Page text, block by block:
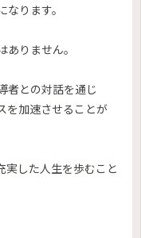
ります。
りません。
者との対話を通じ
を加速させることが
実した人生を歩むこと